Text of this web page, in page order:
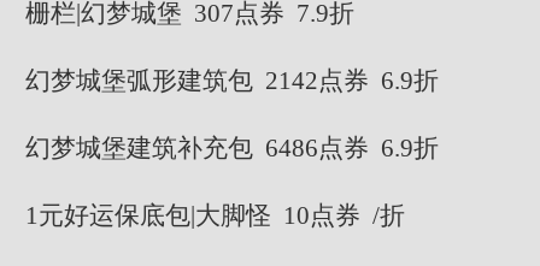
栅栏|幻梦城堡 307点券 7.9折
幻梦城堡弧形建筑包 2142点券 6.9折
幻梦城堡建筑补充包 6486点券 6.9折
1元好运保底包|大脚怪 10点券 /折